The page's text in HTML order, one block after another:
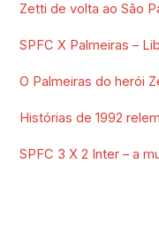
Zetti de volta ao São
SPFC X Palmeiras –
O Palmeiras do herói
Histórias de 1992
SPFC 3 X 2 Inter – a